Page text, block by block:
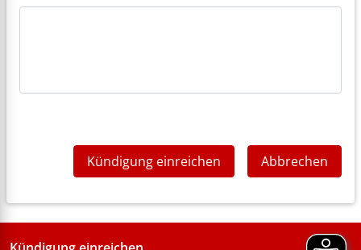
Kündigung einreichen Abbrechen